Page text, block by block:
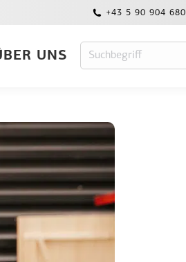
+43 5 90 904 680
UNS